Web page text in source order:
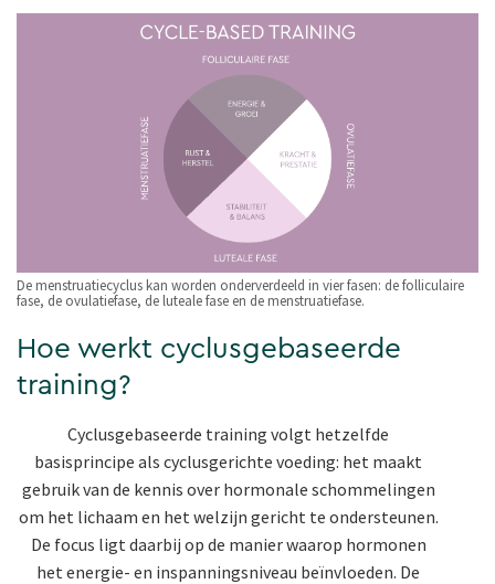
De menstruatiecyclus kan worden onderverdeeld in vier fasen: de folliculaire
fase, de ovulatiefase, de luteale fase en de menstruatiefase.
Hoe werkt cyclusgebaseerde
training?
Cyclusgebaseerde training volgt hetzelfde
basisprincipe als cyclusgerichte voeding: het maakt
gebruik van de kennis over hormonale schommelingen
om het lichaam en het welzijn gericht te ondersteunen.
De focus ligt daarbij op de manier waarop hormonen
het energie- en inspanningsniveau beïnvloeden. De